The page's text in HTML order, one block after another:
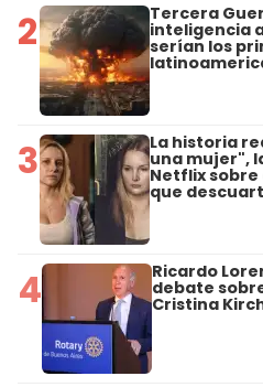
2 Tercera
inteligencia
serían los
3 La historia
una mujer",
Netflix sobre
que
4 Ricardo
debate
Cristina